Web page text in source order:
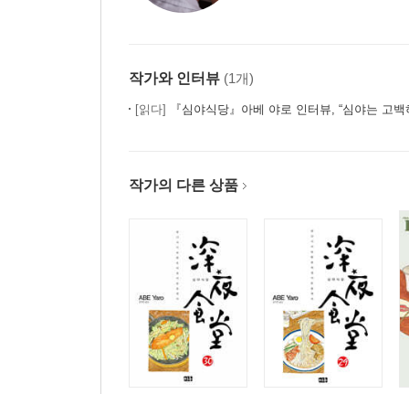
작가와 인터뷰 (1개)
[읽다] 『심야식당』아베 야로 인터뷰, “심야는 고백
작가의 다른 상품